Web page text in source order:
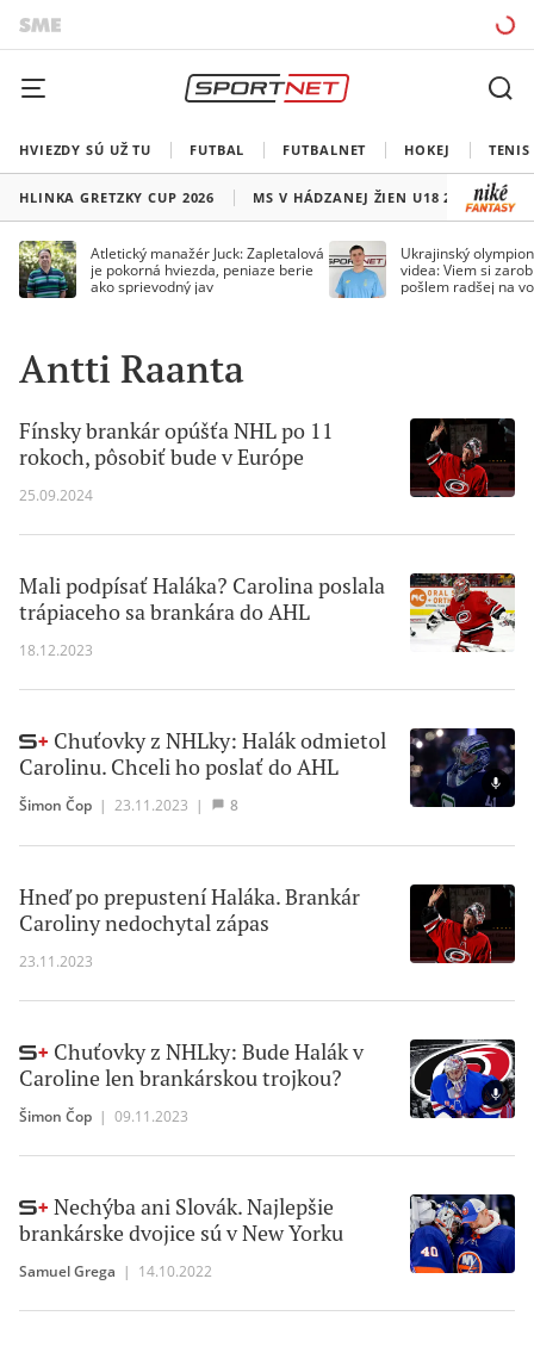
HVIEZDY SÚ UŽ TU FUTBAL FUTBALNET HOKEJ TENIS
HLINKA GRETZKY CUP 2026 MS V HÁDZANEJ ŽIEN U18 2026
Atletický manažér Juck: Zapletalová
je pokorná hviezda, peniaze berie
ako sprievodný jav
Ukrajinský
videa: Viem si
pošlem radšej na
Antti Raanta
Fínsky brankár opúšťa NHL po 11
rokoch, pôsobiť bude v Európe
25.09.2024
Mali podpísať Haláka? Carolina poslala
trápiaceho sa brankára do AHL
18.12.2023
Chuťovky z NHLky: Halák odmietol
Carolinu. Chceli ho poslať do AHL
Šimon Čop | 23.11.2023 | 8
Hneď po prepustení Haláka. Brankár
Caroliny nedochytal zápas
23.11.2023
Chuťovky z NHLky: Bude Halák v
Caroline len brankárskou trojkou?
Šimon Čop | 09.11.2023
Nechýba ani Slovák. Najlepšie
brankárske dvojice sú v New Yorku
Samuel Grega | 14.10.2022